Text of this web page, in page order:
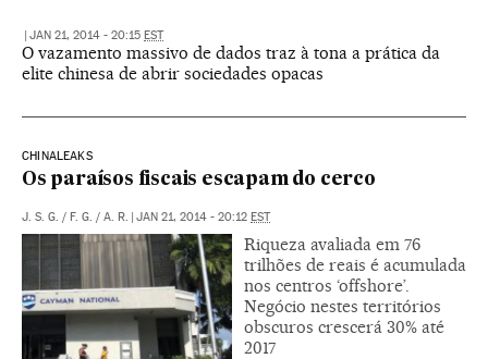
| JAN 21, 2014 - 20:15 EST
O vazamento massivo de dados traz à tona a prática da
elite chinesa de abrir sociedades opacas
CHINALEAKS
Os paraísos fiscais escapam do cerco
J. S. G. / F. G. / A. R. | JAN 21, 2014 - 20:12 EST
Riqueza avaliada em 76
trilhões de reais é acumulada
nos centros ‘offshore’.
Negócio nestes territórios
obscuros crescerá 30% até
2017